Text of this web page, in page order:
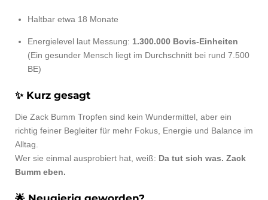
Haltbar etwa 18 Monate
Energielevel laut Messung: 1.300.000 Bovis-Einheiten
(Ein gesunder Mensch liegt im Durchschnitt bei rund 7.500
BE)
✨ Kurz gesagt
Die Zack Bumm Tropfen sind kein Wundermittel, aber ein
richtig feiner Begleiter für mehr Fokus, Energie und Balance im
Alltag.
Wer sie einmal ausprobiert hat, weiß: Da tut sich was. Zack
Bumm eben.